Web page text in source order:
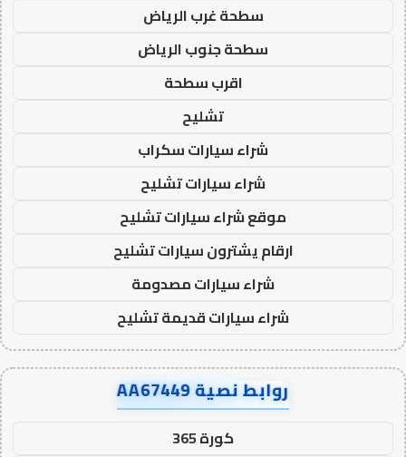
سطحة غرب الرياض
سطحة جنوب الرياض
اقرب سطحة
تشليح
شراء سيارات سكراب
شراء سيارات تشليح
موقع شراء سيارات تشليح
ارقام يشترون سيارات تشليح
شراء سيارات مصدومة
شراء سيارات قديمة تشليح
روابط نصية AA67449
كورة 365